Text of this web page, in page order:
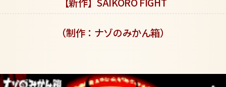
（制作：ナゾのみかん箱）